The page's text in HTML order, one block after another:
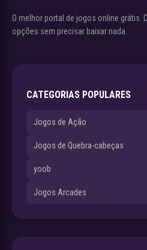
O melhor portal de jogos online grátis.
opções sem precisar baixar nada.
CATEGORIAS POPULARES
Jogos de Ação
Jogos de Quebra-cabeças
yoob
Jogos Arcades